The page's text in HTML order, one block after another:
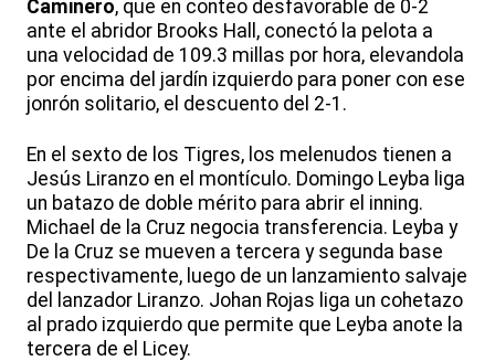
Caminero, que en conteo desfavorable de 0-2
ante el abridor Brooks Hall, conectó la pelota a
una velocidad de 109.3 millas por hora, elevandola
por encima del jardín izquierdo para poner con ese
jonrón solitario, el descuento del 2-1.
En el sexto de los Tigres, los melenudos tienen a
Jesús Liranzo en el montículo. Domingo Leyba liga
un batazo de doble mérito para abrir el inning.
Michael de la Cruz negocia transferencia. Leyba y
De la Cruz se mueven a tercera y segunda base
respectivamente, luego de un lanzamiento salvaje
del lanzador Liranzo. Johan Rojas liga un cohetazo
al prado izquierdo que permite que Leyba anote la
tercera de el Licey.